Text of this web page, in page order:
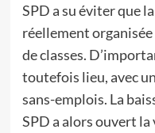
SPD a su éviter que
réellement
de classes.
toutefois lieu, avec
sans-emplois. La
SPD a alors ouvert la